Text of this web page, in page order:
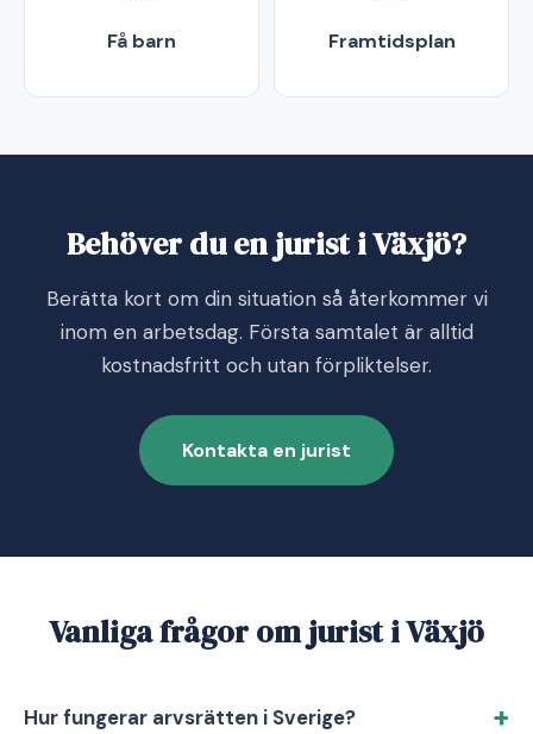
Få barn Framtidsplan
Behöver du en jurist i Växjö?
Berätta kort om din situation så återkommer vi
inom en arbetsdag. Första samtalet är alltid
kostnadsfritt och utan förpliktelser.
Kontakta en jurist
Vanliga frågor om jurist i Växjö
Hur fungerar arvsrätten i Sverige?